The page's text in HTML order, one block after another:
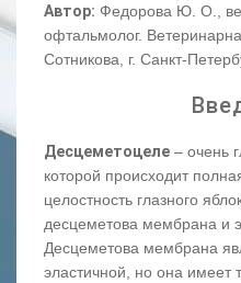
Автор: Федорова Ю. О.,
офтальмолог.
Сотникова, г. Санкт-
Десцеметоцеле – очень
которой происходит
целостность глазного
десцеметова мембрана и
Десцеметова мембрана
эластичной, но она имеет